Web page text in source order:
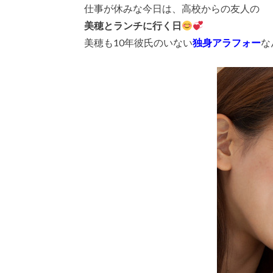
仕事が休みな今日は、高校からの友人の
美穂とランチに行く日
美穂も10年彼氏のいない独身アラフォーな